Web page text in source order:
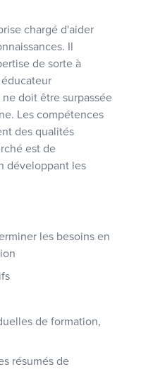
chargé d'aider
Il
de sorte à
doit être surpassée
Les compétences
des qualités
est de
développant les
les besoins en
de formation,
résumés de